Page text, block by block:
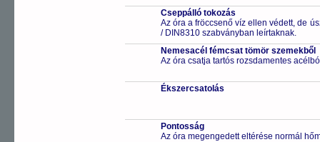
Cseppálló tokozás
Az óra a fröccsenő víz ellen védett, de
/ DIN8310 szabványban leírtaknak.
Nemesacél fémcsat tömör szemekből
Az óra csatja tartós rozsdamentes
Ékszercsatolás
Pontosság
Az óra megengedett eltérése normál